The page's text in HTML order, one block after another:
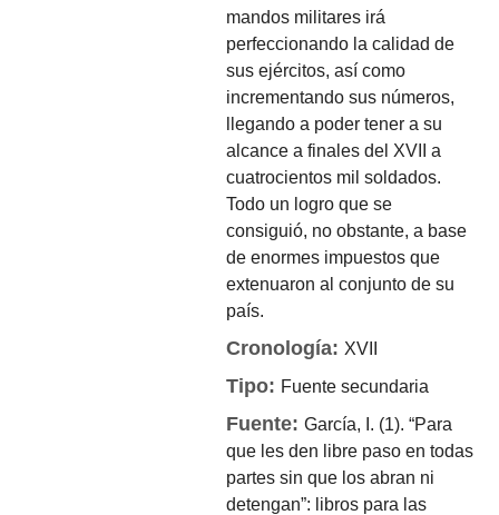
mandos militares irá
perfeccionando la calidad de
sus ejércitos, así como
incrementando sus números,
llegando a poder tener a su
alcance a finales del XVII a
cuatrocientos mil soldados.
Todo un logro que se
consiguió, no obstante, a base
de enormes impuestos que
extenuaron al conjunto de su
país.
Cronología:XVII
Tipo: Fuente secundaria
Fuente:García, I. (1). “Para
que les den libre paso en todas
partes sin que los abran ni
detengan”: libros para las